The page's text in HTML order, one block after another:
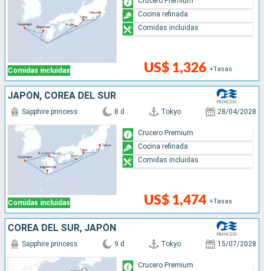
Comidas incluidas US$ 1,326 +Tasas
Cocina refinada
Comidas incluidas
JAPÓN, COREA DEL SUR
Comidas incluidas
Sapphire princess 8 d Tokyo 28/04/2028
US$ 1,474 +Tasas
Crucero Premium
Cocina refinada
Comidas incluidas
COREA DEL SUR, JAPÓN
Sapphire princess 9 d Tokyo 15/07/2028
Crucero Premium